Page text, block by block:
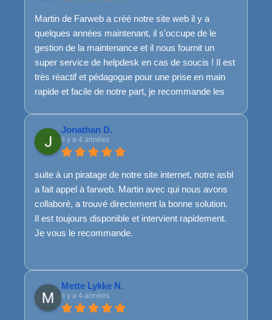
Merci encore et encore pour ce travail de qualité !
Bref, si je pouvais mettre plus que 5 étoiles, je
l'aurai mis :)
Martin de Farweb a créé notre site web il y a
quelques années maintenant, il s'occupe de le
gestion de la maintenance et il nous fournit un
super service de helpdesk en cas de soucis ! Il est
très réactif et pédagogue pour une prise en main
rapide et facile de notre part, je recommande les
Jonathan D.
il y a 4 années
suite à un piratage de notre site internet, notre asbl
a fait appel à farweb. Martin avec qui nous avons
collaboré, a trouvé directement la bonne solution.
Il est toujours disponible et intervient rapidement.
Je vous le recommande.
Mette Lykke N.
il y a 4 années